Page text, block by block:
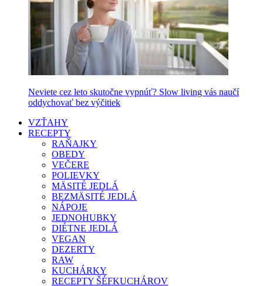
Neviete cez leto skutočne vypnúť? Slow living vás naučí
oddychovať bez výčitiek
VZŤAHY
RECEPTY
RAŇAJKY
OBEDY
VEČERE
POLIEVKY
MÄSITÉ JEDLÁ
BEZMÄSITÉ JEDLÁ
NÁPOJE
JEDNOHUBKY
DIÉTNE JEDLÁ
VEGAN
DEZERTY
RAW
KUCHÁRKY
RECEPTY ŠÉFKUCHÁROV